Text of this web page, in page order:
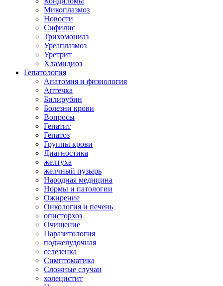
Микоплазмоз
Новости
Сифилис
Трихомониаз
Уреаплазмоз
Уретрит
Хламидиоз
Гепатология
Анатомия и физиология
Аптечка
Билирубин
Болезни крови
Вопросы
Гепатит
Гепатоз
Группы крови
Диагностика
желтуха
желчный пузырь
Народная медицина
Нормы и патологии
Ожирение
Онкология и печень
описторхоз
Очищение
Паразитология
поджелудочная
селезенка
Симптоматика
Сложные случаи
холецистит